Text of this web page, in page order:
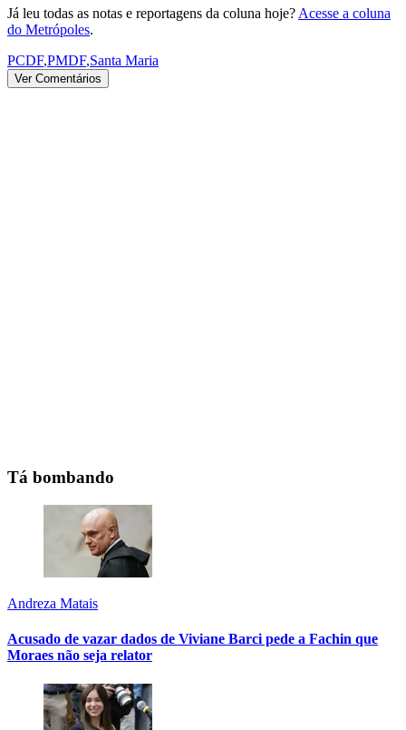
Já leu todas as notas e reportagens da coluna hoje? Acesse a coluna
do Metrópoles.
PCDF,PMDF,Santa Maria
Ver Comentários
Tá bombando
Andreza Matais
Acusado de vazar dados de Viviane Barci pede a Fachin que
Moraes não seja relator